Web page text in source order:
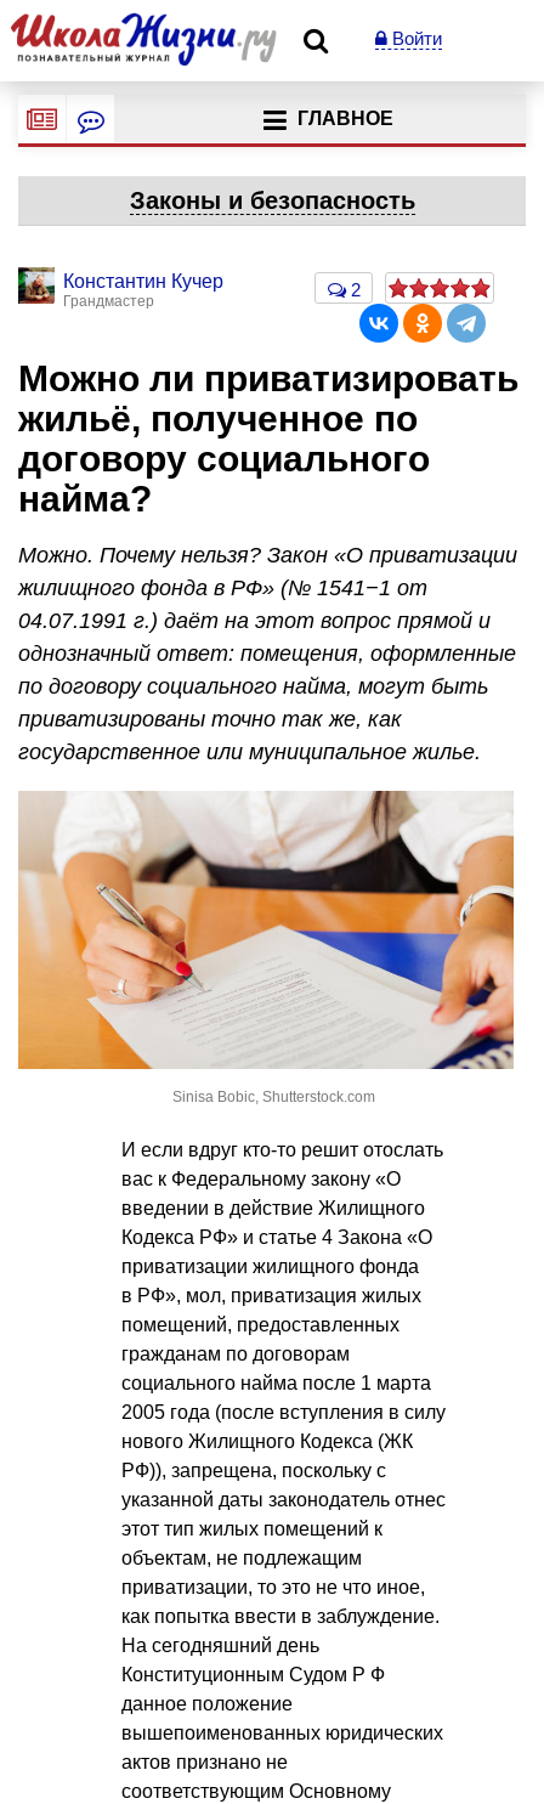
Войти
ГЛАВНОЕ
Законы и безопасность
Константин Кучер
Грандмастер
2
Можно ли приватизировать
жильё, полученное по
договору социального
найма?
Можно. Почему нельзя? Закон «О приватизации
жилищного фонда в РФ» (№ 1541−1 от
04.07.1991 г.) даёт на этот вопрос прямой и
однозначный ответ: помещения, оформленные
по договору социального найма, могут быть
приватизированы точно так же, как
государственное или муниципальное жилье.
Sinisa Bobic, Shutterstock.com
И если вдруг кто-то решит отослать
вас к Федеральному закону «О
введении в действие Жилищного
Кодекса РФ» и статье 4 Закона «О
приватизации жилищного фонда
в РФ», мол, приватизация жилых
помещений, предоставленных
гражданам по договорам
социального найма после 1 марта
2005 года (после вступления в силу
нового Жилищного Кодекса (ЖК
РФ)), запрещена, поскольку с
указанной даты законодатель отнес
этот тип жилых помещений к
объектам, не подлежащим
приватизации, то это не что иное,
как попытка ввести в заблуждение.
На сегодняшний день
Конституционным Судом Р Ф
данное положение
вышепоименованных юридических
актов признано не
соответствующим Основному